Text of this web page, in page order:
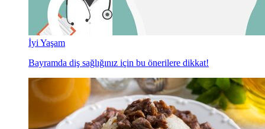
İyi Yaşam
Bayramda diş sağlığınız için bu önerilere dikkat!